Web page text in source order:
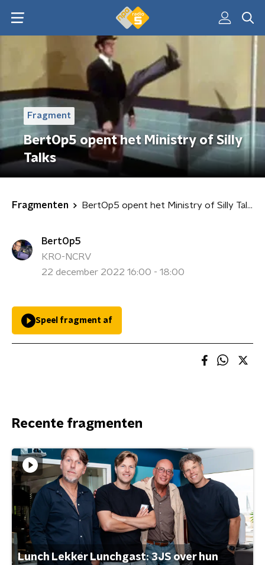
Fragment
BertOp5 opent het Ministry of Silly
Talks
Fragmenten BertOp5 opent het Ministry of Silly Talks
BertOp5
KRO-NCRV
22 december 2022 16:00 - 18:00
Speel fragment af
Recente fragmenten
Lunch Lekker Lunchgast: 3JS over hun